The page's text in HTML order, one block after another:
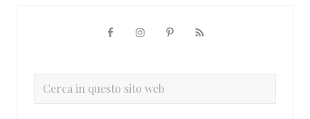
primaria
Cerca